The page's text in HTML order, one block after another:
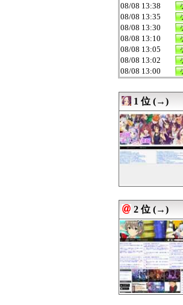
08/08 13:38
08/08 13:35
08/08 13:30
08/08 13:10
08/08 13:05
08/08 13:02
08/08 13:00
08/08 12:32
08/08 12:30
08/08 12:30
08/08 12:05
08/08 12:03
08/08 12:02
08/08 12:00
08/08 12:00
08/08 12:00
08/08 12:00
08/08 11:10
08/08 11:05
08/08 11:02
08/08 10:10
08/08 10:05
08/08 10:02
1 位 (→)
2 位 (→)